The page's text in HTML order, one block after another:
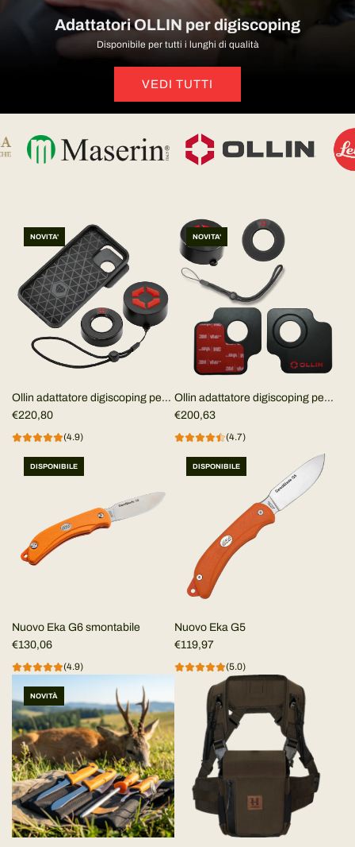
Adattatori OLLIN per digiscoping
Disponibile per tutti i lunghi di qualità
VEDI TUTTI
NOVITA'
Ollin adattatore digiscoping per
Smartphone (KIT COMPLETO)
€220,80
(4.9)
NOVITA'
Ollin adattatore digiscoping per
smartphone universale (KIT
COMPLETO)
€200,63
(4.7)
DISPONIBILE
Nuovo Eka G6 smontabile
€130,06
(4.9)
DISPONIBILE
Nuovo Eka G5
€119,97
(5.0)
NOVITÀ